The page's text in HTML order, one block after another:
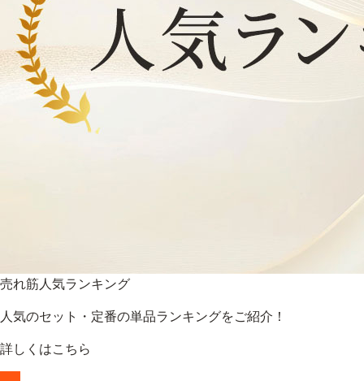
売れ筋人気ランキング
人気のセット・定番の単品ランキングをご紹介！
詳しくはこちら